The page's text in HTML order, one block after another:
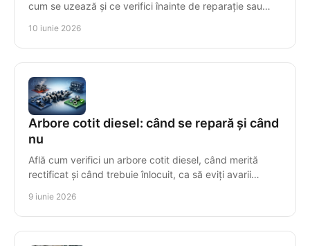
cum se uzează și ce verifici înainte de reparație sau
10 iunie 2026
Arbore cotit diesel: când se repară și când
nu
Află cum verifici un arbore cotit diesel, când merită
rectificat și când trebuie înlocuit, ca să eviți avarii
9 iunie 2026